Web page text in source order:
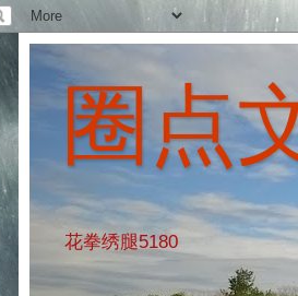
圈点
花拳绣腿5180